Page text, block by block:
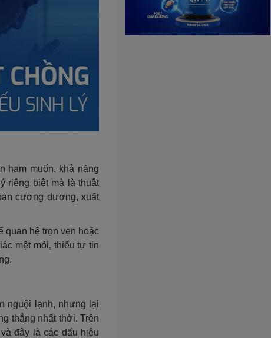
ham muốn, khả năng
riêng biệt mà là thuật
cương dương, xuất
hệ trọn vẹn hoặc
mệt mỏi, thiếu tự tin
nguội lạnh, nhưng lại
thẳng nhất thời. Trên
đây là các dấu hiệu